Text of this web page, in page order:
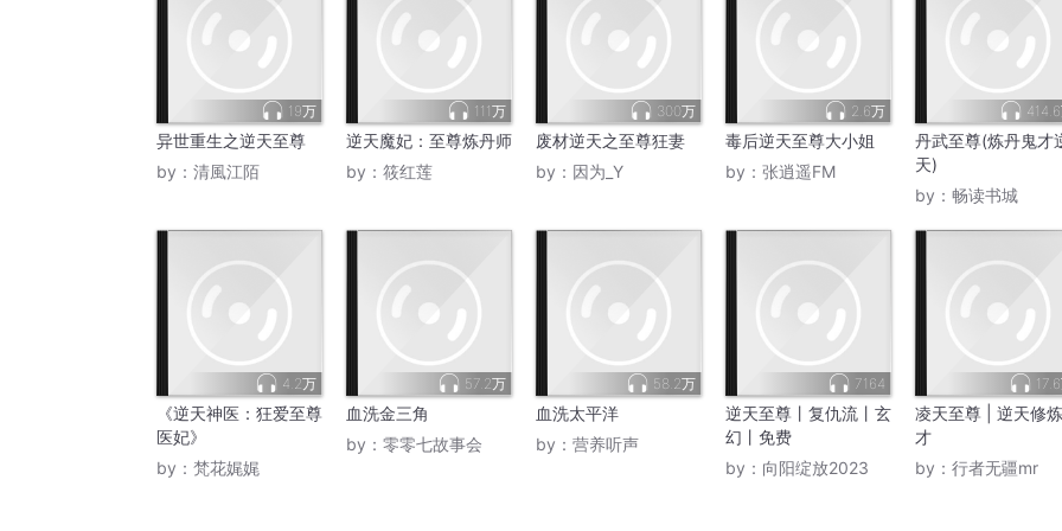
19万
异世重生之逆天至尊
by： 清風江陌
111万
逆天魔妃：至尊炼丹师
by： 筱红莲
300万
废材逆天之至尊狂妻
by： 因为_Y
2.6万
毒后逆天至尊大小姐
by： 张逍遥FM
丹武至尊(炼丹鬼才
天)
by： 畅读书城
4.2万
《逆天神医：狂爱至尊
医妃》
by： 梵花娓娓
57.2万
血洗金三角
by： 零零七故事会
58.2万
血洗太平洋
by： 营养听声
7164
逆天至尊丨复仇流丨玄
幻丨免费
by： 向阳绽放2023
凌天至尊 | 逆天修
才
by： 行者无疆mr